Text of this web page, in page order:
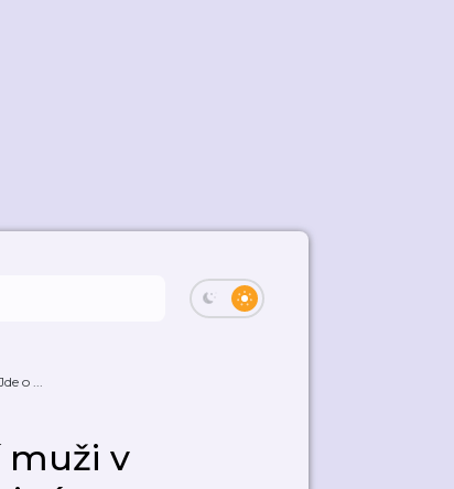
o ...
muži v